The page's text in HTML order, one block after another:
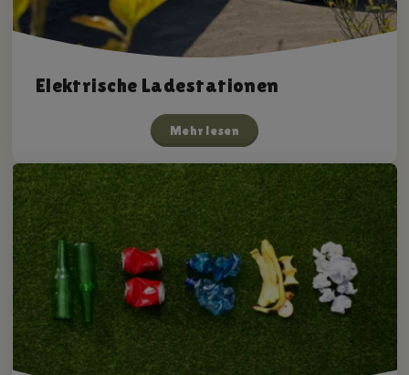
Elektrische Ladestationen
Mehr lesen